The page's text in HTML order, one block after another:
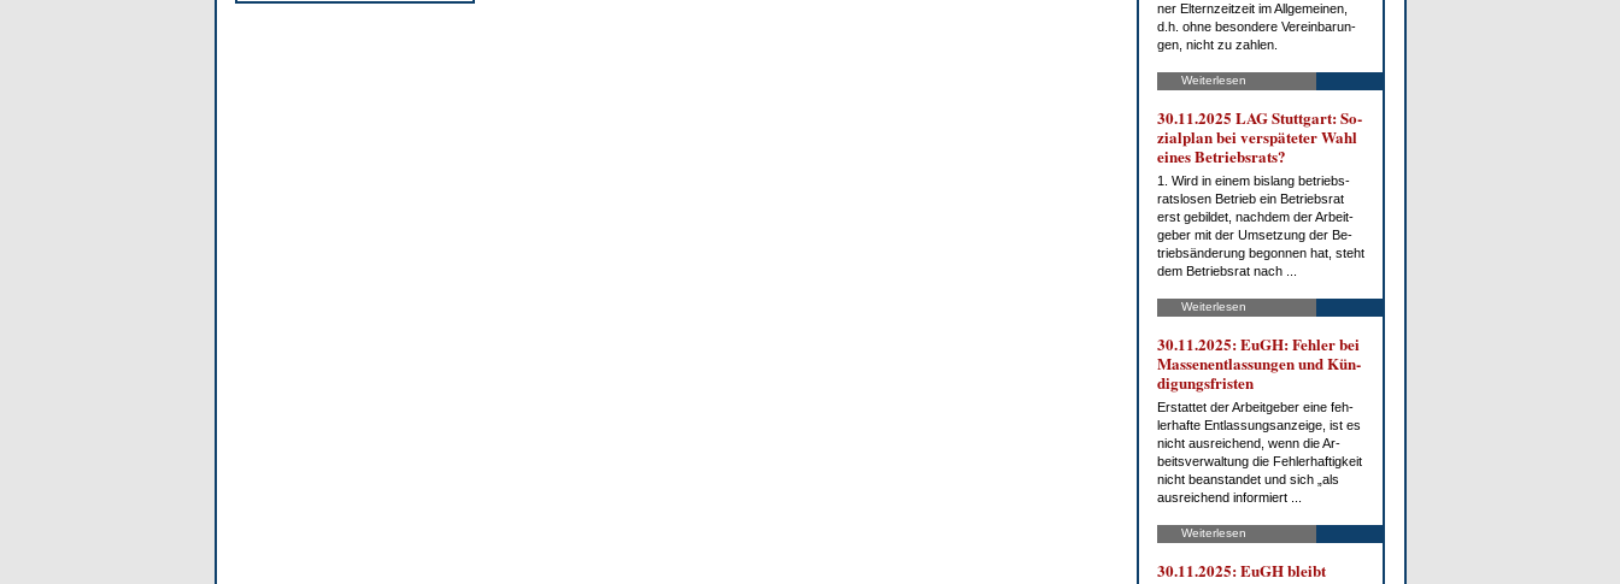
ner El­tern­zeit­zeit im All­ge­mei­nen,
d.h. oh­ne be­son­de­re Ver­ein­ba­run­
gen, nicht zu zah­len.
Weiterlesen
30.11.2025 LAG Stutt­gart: So­
zi­al­plan bei ver­spä­te­ter Wahl
ei­nes Be­triebs­rats?
1. Wird in ei­nem bis­lang be­triebs­
rats­lo­sen Be­trieb ein Be­triebs­rat
erst ge­bil­det, nach­dem der Ar­beit­
ge­ber mit der Um­set­zung der Be­
trieb­s­än­de­rung be­gon­nen hat, steht
dem Be­triebs­rat nach ...
Weiterlesen
30.11.2025: EuGH: Feh­ler bei
Mas­sen­ent­las­sun­gen und Kün­
di­gungs­fris­ten
Er­stat­tet der Ar­beit­ge­ber ei­ne feh­
ler­haf­te Ent­las­sungs­an­zei­ge, ist es
nicht aus­rei­chend, wenn die Ar­
beits­ver­wal­tung die Feh­ler­haf­tig­keit
nicht be­an­stan­det und sich „als
aus­rei­chend in­for­miert ...
Weiterlesen
30.11.2025: EuGH bleibt